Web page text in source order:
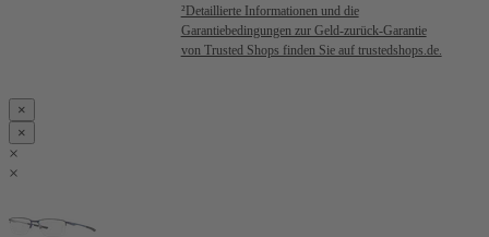
²Detaillierte Informationen und die
Garantiebedingungen zur Geld-zurück-Garantie
von Trusted Shops finden Sie auf trustedshops.de.
×
×
×
×